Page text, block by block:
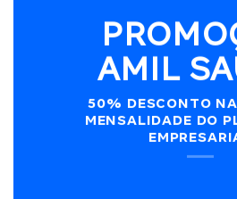
AMIL
50% DESCONTO
MENSALIDADE DO